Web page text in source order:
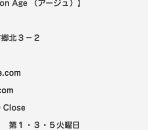
Age （アージュ） 】
北３－２
Close
１・３・５火曜日